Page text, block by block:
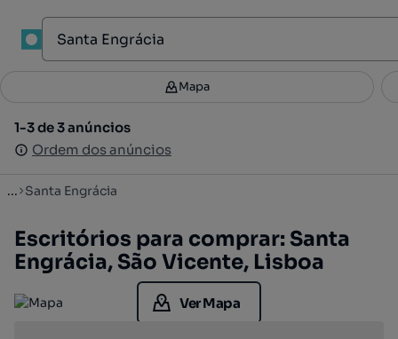
Filtros 3
1-3 de 3 anúncios
Ordem dos anúncios
Mapa
1-3 de 3 anúncios
Ordem dos anúncios
... Santa Engrácia
Escritórios para comprar: Santa
Engrácia, São Vicente, Lisboa
Ver Mapa